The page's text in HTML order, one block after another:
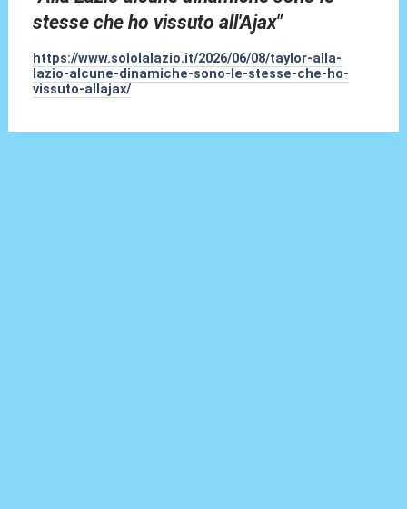
stesse che ho vissuto all'Ajax"
https://www.sololalazio.it/2026/06/08/taylor-alla-
lazio-alcune-dinamiche-sono-le-stesse-che-ho-
vissuto-allajax/